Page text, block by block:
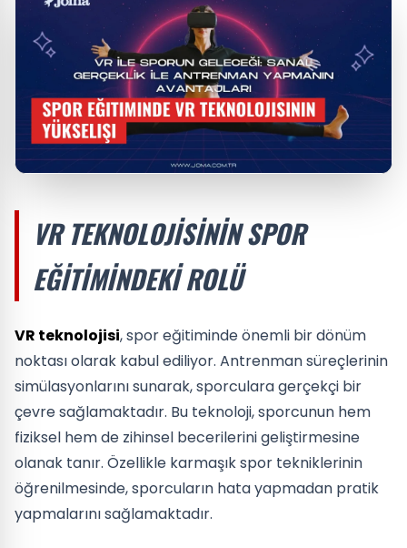
VR TEKNOLOJISININ SPOR
EĞITIMINDEKI ROLÜ
VR teknolojisi, spor eğitiminde önemli bir dönüm
noktası olarak kabul ediliyor. Antrenman süreçlerinin
simülasyonlarını sunarak, sporculara gerçekçi bir
çevre sağlamaktadır. Bu teknoloji, sporcunun hem
fiziksel hem de zihinsel becerilerini geliştirmesine
olanak tanır. Özellikle karmaşık spor tekniklerinin
öğrenilmesinde, sporcuların hata yapmadan pratik
yapmalarını sağlamaktadır.